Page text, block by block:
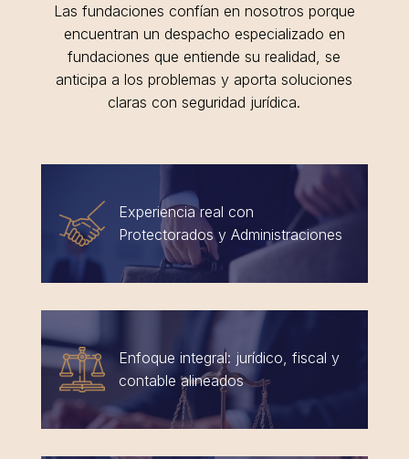
Las fundaciones confían en nosotros porque
encuentran un despacho especializado en
fundaciones que entiende su realidad, se
anticipa a los problemas y aporta soluciones
claras con seguridad jurídica.
Experiencia real con
Protectorados y Administraciones
Enfoque integral: jurídico, fiscal y
contable alineados